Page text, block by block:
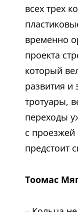
всех трех
временно
проекта
который
развития и
тротуары,
переходы
с
предстоит
Тоомас